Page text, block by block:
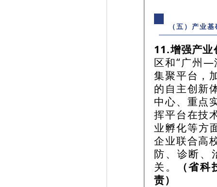
（五）产业
11.增强产业
区和“广州
集聚平台，
的自主创新
中心、重点
挥平台在技
业孵化等方
企业联合高
防、诊断、
关。
（省
责）